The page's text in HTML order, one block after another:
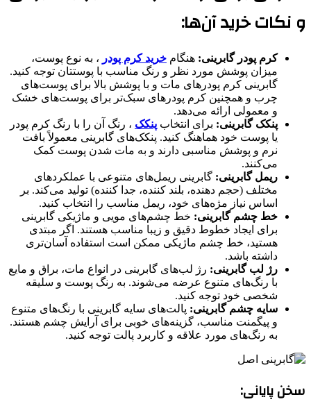
و نکات خرید آن‌ها:
کرم پودر گابرینی: هنگام خرید کرم پودر ، به نوع پوست،
میزان پوشش مورد نظر و رنگ مناسب با پوستتان توجه کنید.
گابرینی کرم پودرهای مات و با پوشش بالا برای پوست‌های
چرب و همچنین کرم پودرهای سبک‌تر برای پوست‌های خشک
و معمولی ارائه می‌دهد.
پنکک گابرینی: برای انتخاب پنکک ، رنگ آن را با رنگ کرم پودر
یا پوست خود هماهنگ کنید. پنکک‌های گابرینی معمولاً بافت
نرم و پوشش مناسبی دارند و به مات شدن پوست کمک
می‌کنند.
ریمل گابرینی: گابرینی ریمل‌های متنوعی با عملکردهای
مختلف (حجم دهنده، بلند کننده، جدا کننده) تولید می‌کند. بر
اساس نیاز مژه‌های خود، ریمل مناسب را انتخاب کنید.
خط چشم گابرینی: خط چشم‌های مویی و ماژیکی گابرینی
برای ایجاد خطوط دقیق و زیبا مناسب هستند. اگر مبتدی
هستید، خط چشم ماژیکی ممکن است استفاده آسان‌تری
داشته باشد.
رژ لب گابرینی: رژ لب‌های گابرینی در انواع مات، براق و مایع
با رنگ‌های متنوع عرضه می‌شوند. به رنگ پوست و سلیقه
شخصی خود توجه کنید.
سایه چشم گابرینی: پالت‌های سایه گابرینی با رنگ‌های متنوع
و پیگمنت مناسب، گزینه‌های خوبی برای آرایش چشم هستند.
به رنگ‌های مورد علاقه و کاربرد پالت توجه کنید.
سخن پایانی: